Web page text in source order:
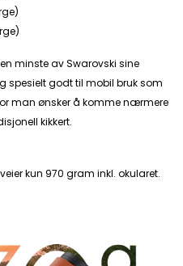
minste av Swarovski sine
spesielt godt til mobil bruk som
man ønsker å komme nærmere
kikkert.
kun 970 gram inkl. okularet.